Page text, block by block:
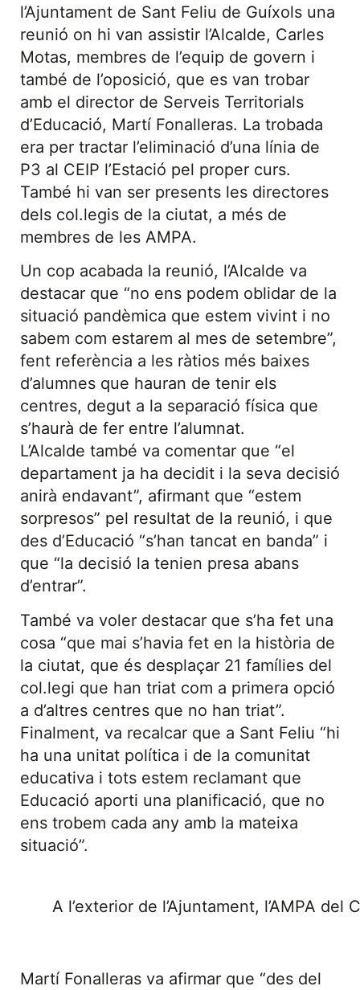
l’Ajuntament de Sant Feliu de Guíxols una
reunió on hi van assistir l’Alcalde, Carles
Motas, membres de l’equip de govern i
també de l’oposició, que es van trobar
amb el director de Serveis Territorials
d’Educació, Martí Fonalleras. La trobada
era per tractar l’eliminació d’una línia de
P3 al CEIP l’Estació pel proper curs.
També hi van ser presents les directores
dels col.legis de la ciutat, a més de
membres de les AMPA.
Un cop acabada la reunió, l’Alcalde va
destacar que “no ens podem oblidar de la
situació pandèmica que estem vivint i no
sabem com estarem al mes de setembre”,
fent referència a les ràtios més baixes
d’alumnes que hauran de tenir els
centres, degut a la separació física que
s’haurà de fer entre l’alumnat.
L’Alcalde també va comentar que “el
departament ja ha decidit i la seva decisió
anirà endavant”, afirmant que “estem
sorpresos” pel resultat de la reunió, i que
des d’Educació “s’han tancat en banda” i
que “la decisió la tenien presa abans
d’entrar”.
També va voler destacar que s’ha fet una
cosa “que mai s’havia fet en la història de
la ciutat, que és desplaçar 21 famílies del
col.legi que han triat com a primera opció
a d’altres centres que no han triat”.
Finalment, va recalcar que a Sant Feliu “hi
ha una unitat política i de la comunitat
educativa i tots estem reclamant que
Educació aporti una planificació, que no
ens trobem cada any amb la mateixa
situació”.
A l’exterior de l’Ajuntament, l’AMPA
Martí Fonalleras va afirmar que “des del